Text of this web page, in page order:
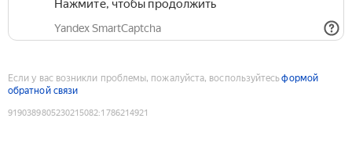
Нажмите, чтобы продолжить
Yandex SmartCaptcha
Если у вас возникли проблемы, пожалуйста, воспользуйтесьформой
обратной связи
9190389805230215082:1786214921